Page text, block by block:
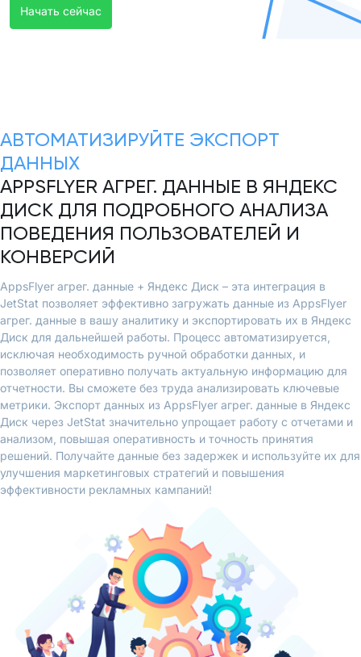
Начать сейчас
АВТОМАТИЗИРУЙТЕ ЭКСПОРТ
ДАННЫХ
APPSFLYER АГРЕГ. ДАННЫЕ В ЯНДЕКС
ДИСК ДЛЯ ПОДРОБНОГО АНАЛИЗА
ПОВЕДЕНИЯ ПОЛЬЗОВАТЕЛЕЙ И
КОНВЕРСИЙ
AppsFlyer агрег. данные + Яндекс Диск – эта интеграция в
JetStat позволяет эффективно загружать данные из AppsFlyer
агрег. данные в вашу аналитику и экспортировать их в Яндекс
Диск для дальнейшей работы. Процесс автоматизируется,
исключая необходимость ручной обработки данных, и
позволяет оперативно получать актуальную информацию для
отчетности. Вы сможете без труда анализировать ключевые
метрики. Экспорт данных из AppsFlyer агрег. данные в Яндекс
Диск через JetStat значительно упрощает работу с отчетами и
анализом, повышая оперативность и точность принятия
решений. Получайте данные без задержек и используйте их для
улучшения маркетинговых стратегий и повышения
эффективности рекламных кампаний!